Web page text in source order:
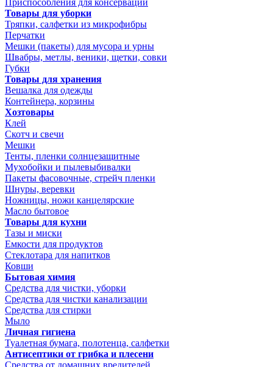
Приспособления для консервации
Товары для уборки
Тряпки, салфетки из микрофибры
Перчатки
Мешки (пакеты) для мусора и урны
Швабры, метлы, веники, щетки, совки
Губки
Товары для хранения
Вешалка для одежды
Контейнера, корзины
Хозтовары
Клей
Скотч и свечи
Мешки
Тенты, пленки солнцезащитные
Мухобойки и пылевыбивалки
Пакеты фасовочные, стрейч пленки
Шнуры, веревки
Ножницы, ножи канцелярские
Масло бытовое
Товары для кухни
Тазы и миски
Емкости для продуктов
Стеклотара для напитков
Ковши
Бытовая химия
Средства для чистки, уборки
Средства для чистки канализации
Средства для стирки
Мыло
Личная гигиена
Туалетная бумага, полотенца, салфетки
Антисептики от грибка и плесени
Средства от домашних вредителей